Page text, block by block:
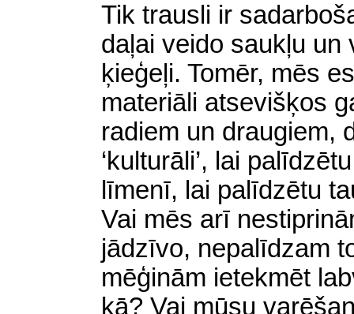
Tik trausli ir
daļai veido saukļu un
ķieģeļi. Tomēr, mēs
materiāli atsevišķos
radiem un draugiem,
‘kulturāli’, lai
līmenī, lai palīdzētu
Vai mēs arī
jādzīvo, nepalīdzam
mēģinām ietekmēt
kā? Vai mūsu